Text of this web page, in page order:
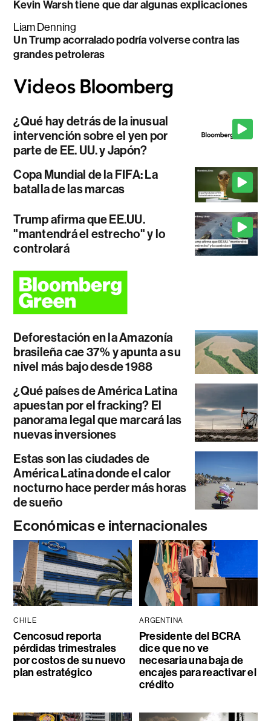
Kevin Warsh tiene que dar algunas explicaciones
Liam Denning
Un Trump acorralado podría volverse contra las
grandes petroleras
¿Qué hay detrás de la inusual
intervención sobre el yen por
parte de EE. UU. y Japón?
Copa Mundial de la FIFA: La
batalla de las marcas
Trump afirma que EE.UU.
"mantendrá el estrecho" y lo
controlará
Deforestación en la Amazonía
brasileña cae 37% y apunta a su
nivel más bajo desde 1988
¿Qué países de América Latina
apuestan por el fracking? El
panorama legal que marcará las
nuevas inversiones
Estas son las ciudades de
América Latina donde el calor
nocturno hace perder más horas
de sueño
Económicas e internacionales
CHILE
Cencosud reporta
pérdidas trimestrales
por costos de su nuevo
plan estratégico
ARGENTINA
Presidente del BCRA
dice que no ve
necesaria una baja de
encajes para reactivar el
crédito